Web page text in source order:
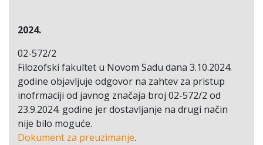
2024.
02-572/2
Filozofski fakultet u Novom Sadu dana 3.10.2024.
godine objavljuje odgovor na zahtev za pristup
inofrmaciji od javnog značaja broj 02-572/2 od
23.9.2024. godine jer dostavljanje na drugi način
nije bilo moguće.
Dokument za preuzimanje.